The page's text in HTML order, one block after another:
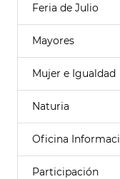
Feria de Julio
Mayores
Mujer e Igualdad
Naturia
Oficina
Participación